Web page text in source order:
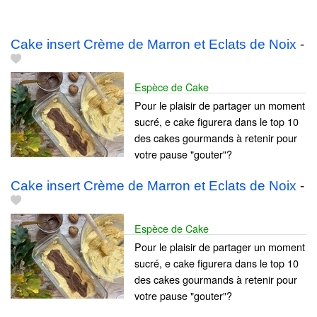
Cake insert Crème de Marron et Eclats de Noix -
Espèce de Cake
Pour le plaisir de partager un moment
sucré, e cake figurera dans le top 10
des cakes gourmands à retenir pour
votre pause "gouter"?
Cake insert Crème de Marron et Eclats de Noix -
Espèce de Cake
Pour le plaisir de partager un moment
sucré, e cake figurera dans le top 10
des cakes gourmands à retenir pour
votre pause "gouter"?